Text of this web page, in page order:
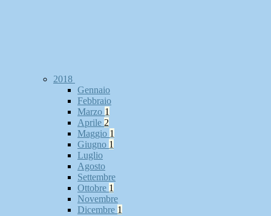
2018
Gennaio
Febbraio
Marzo 1
Aprile 2
Maggio 1
Giugno 1
Luglio
Agosto
Settembre
Ottobre 1
Novembre
Dicembre 1